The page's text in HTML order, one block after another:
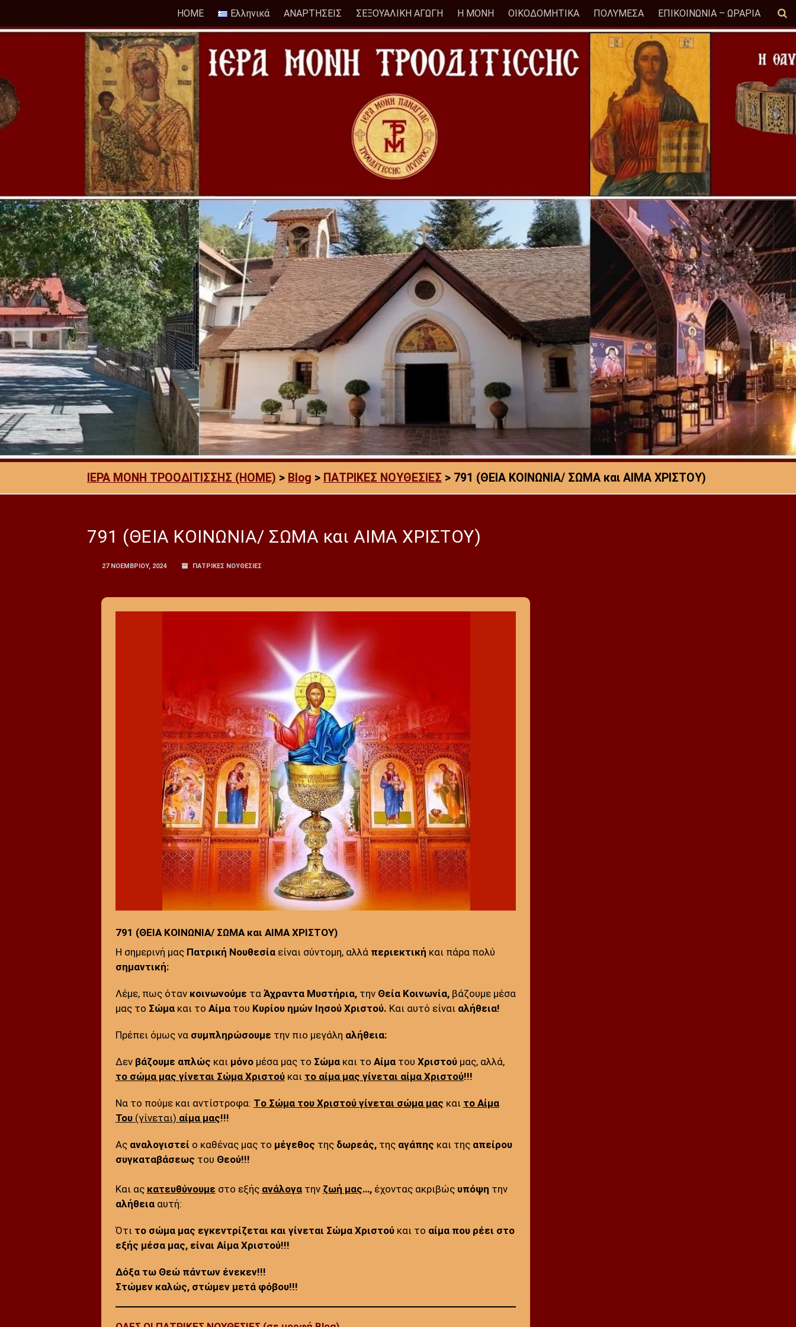
HOME Ελληνικά ΑΝΑΡΤΗΣΕΙΣ ΣΕΞΟΥΑΛΙΚΗ ΑΓΩΓΗ Η ΜΟΝΗ ΟΙΚΟΔΟΜΗΤΙΚΑ ΠΟΛΥΜΕΣΑ ΕΠΙΚΟΙΝΩΝΙΑ – ΩΡΑΡΙΑ
ΙΕΡΑ ΜΟΝΗ ΤΡΟΟΔΙΤΙΣΣΗΣ (HOME) > Blog > ΠΑΤΡΙΚΕΣ ΝΟΥΘΕΣΙΕΣ > 791 (ΘΕΙΑ ΚΟΙΝΩΝΙΑ/ ΣΩΜΑ και ΑΙΜΑ ΧΡΙΣΤΟΥ)
791 (ΘΕΙΑ ΚΟΙΝΩΝΙΑ/ ΣΩΜΑ και ΑΙΜΑ ΧΡΙΣΤΟΥ)
27 ΝΟΕΜΒΡΊΟΥ, 2024 ΠΑΤΡΙΚΕΣ ΝΟΥΘΕΣΙΕΣ
791 (ΘΕΙΑ ΚΟΙΝΩΝΙΑ/ ΣΩΜΑ και ΑΙΜΑ ΧΡΙΣΤΟΥ)
Η σημερινή μας Πατρική Νουθεσίαείναι σύντομη, αλλά περιεκτική και πάρα πολύ
σημαντική:
Λέμε, πως όταν κοινωνούμε τα Άχραντα Μυστήρια,την Θεία Κοινωνία, βάζουμε μέσα
μας το Σώμακαι το Αίματου Κυρίου ημών Ιησού Χριστού. Και αυτό είναι αλήθεια!
Πρέπει όμως να συμπληρώσουμε την πιο μεγάλη αλήθεια:
Δεν βάζουμε απλώς και μόνομέσα μας το Σώμακαι το Αίματου Χριστούμας, αλλά,
το σώμα μας γίνεται Σώμα Χριστούκαι το αίμα μας γίνεται αίμα Χριστού!!!
Να το πούμε και αντίστροφα: Tο Σώμα του Χριστού γίνεται σώμα μας και το Αίμα
Του(γίνεται) αίμα μας!!!
Ας αναλογιστεί ο καθένας μας το μέγεθος της δωρεάς, της αγάπης και της απείρου
συγκαταβάσεως του Θεού!!!
Και ας κατευθύνουμε στο εξής ανάλογατην ζωή μας…,έχοντας ακριβώς υπόψη την
αλήθειααυτή:
Ότι το σώμα μας εγκεντρίζεται και γίνεται Σώμα Χριστούκαι το αίμα που ρέει στο
εξής μέσα μας, είναι Αίμα Χριστού!!!
Δόξα τω Θεώ πάντων ένεκεν!!!
Στώμεν καλώς, στώμεν μετά φόβου!!!